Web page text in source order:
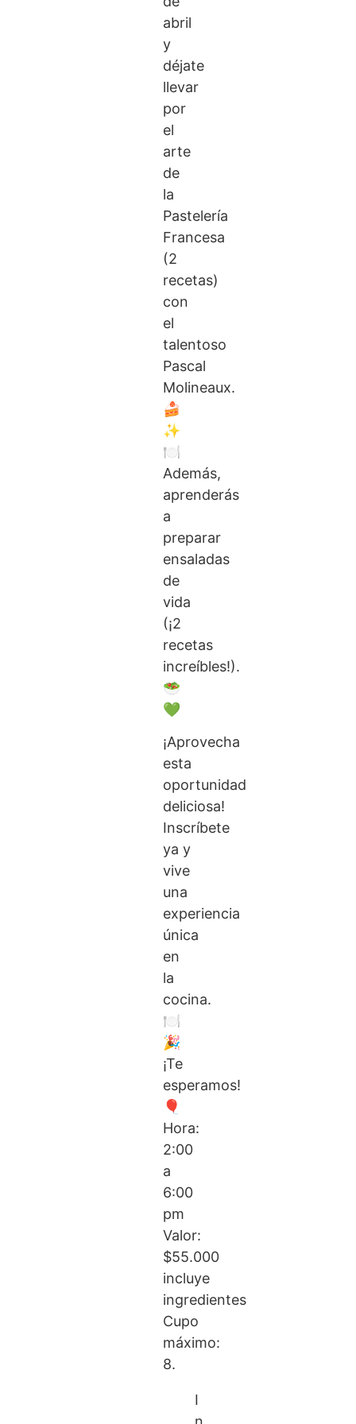
abril
y
déjate
llevar
por
el
arte
de
la
Pastelería
Francesa
(2
recetas)
con
el
talentoso
Pascal
Molineaux.
🍰
✨
🍽
Además,
aprenderás
a
preparar
ensaladas
de
vida
(¡2
recetas
increíbles!).
🥗
💚
¡Aprovecha
esta
oportunidad
deliciosa!
Inscríbete
ya y
vive
una
experiencia
única
en
la
cocina.
🍽
🎉
¡Te
esperamos!
🎈
Hora:
2:00
a
6:00
pm
Valor:
$55.000
incluye
ingredientes
Cupo
máximo:
8.
I